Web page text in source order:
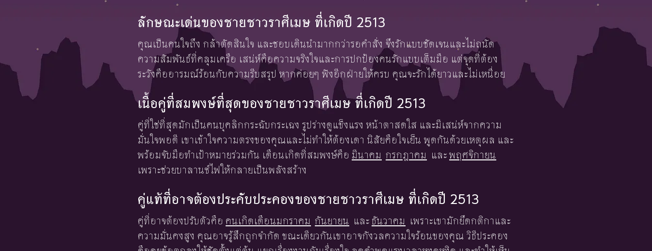
ลักษณะเด่นของชายชาวราศีเมษ ที่เกิดปี 2513
คุณเป็นคนใจถึง กล้าตัดสินใจ และชอบเดินนำมากกว่ารอคำสั่ง จึงรักแบบชัดเจนและไม่ถนัด
ความสัมพันธ์ที่คลุมเครือ เสน่ห์คือความจริงใจและการปกป้องคนรักแบบเต็มมือ แต่จุดที่ต้อง
ระวังคืออารมณ์ร้อนกับความรีบสรุป หากค่อยๆ ฟังอีกฝ่ายให้ครบ คุณจะรักได้ยาวและไม่เหนื่อย
เนื้อคู่ที่สมพงษ์ที่สุดของชายชาวราศีเมษ ที่เกิดปี 2513
คู่ที่ใช่ที่สุดมักเป็นคนบุคลิกกระฉับกระเฉง รูปร่างดูแข็งแรง หน้าตาสดใส และมีเสน่ห์จากความ
มั่นใจพอดี เขาเข้าใจความตรงของคุณและไม่ทำให้ต้องเดา นิสัยคือใจเย็น พูดกันด้วยเหตุผล และ
พร้อมจับมือทำเป้าหมายร่วมกัน เดือนเกิดที่สมพงษ์คือ มีนาคม กรกฎาคม และพฤศจิกายน
เพราะช่วยบาลานซ์ไฟให้กลายเป็นพลังสร้าง
คู่แท้ที่อาจต้องประคับประคองของชายชาวราศีเมษ ที่เกิดปี 2513
คู่ที่อาจต้องปรับตัวคือ คนเกิดเดือนมกราคม กันยายน และ ธันวาคม เพราะเขามักยึดกติกาและ
ความมั่นคงสูง คุณอาจรู้สึกถูกจำกัด ขณะเดียวกันเขาอาจกังวลความใจร้อนของคุณ วิธีประคอง